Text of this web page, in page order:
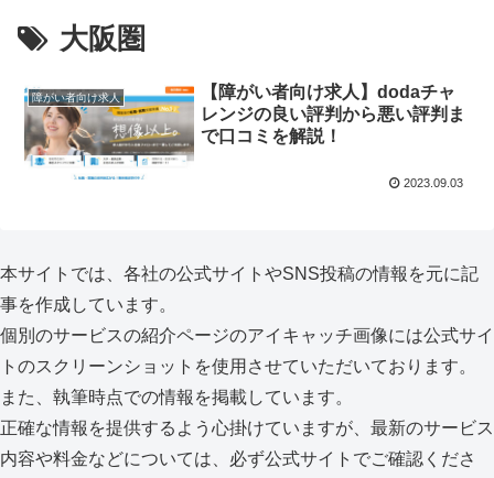
大阪圏
障がい者向け求人
【障がい者向け求人】dodaチャ
レンジの良い評判から悪い評判ま
で口コミを解説！
2023.09.03
本サイトでは、各社の公式サイトやSNS投稿の情報を元に記
事を作成しています。
個別のサービスの紹介ページのアイキャッチ画像には公式サイ
トのスクリーンショットを使用させていただいております。
また、執筆時点での情報を掲載しています。
正確な情報を提供するよう心掛けていますが、最新のサービス
内容や料金などについては、必ず公式サイトでご確認くださ